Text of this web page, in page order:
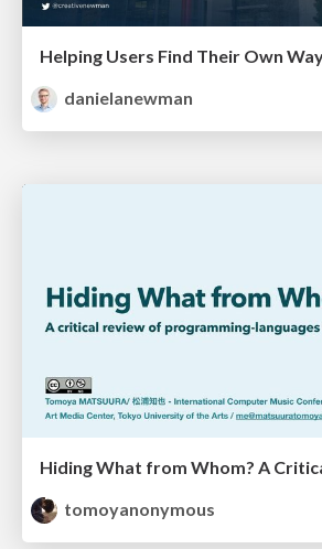
danielanewman
tomoyanonymous